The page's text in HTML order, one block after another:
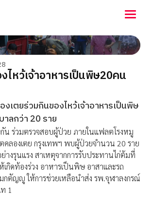
ไหว้เจ้าอาหารเป็นพิษ20คน
งเตยร่วมกินของไหว้เจ้าอาหารเป็นพิษ
าลกว่า 20 ราย
น ร่วมตรวจสอบผู้ป่วย ภายในแฟลตโรงหมู
คลองเตย กรุงเทพฯ พบผู้ป่วยจำนวน 20 ราย
างรุนแรง สาเหตุจากการรับประทานไก่ต้มที่
เกิดท้องร่วง อาหารเป็นพิษ อาสาและรถ
กตัญญู ให้การช่วยเหลือนำส่ง รพ.จุฬาลงกรณ์
1